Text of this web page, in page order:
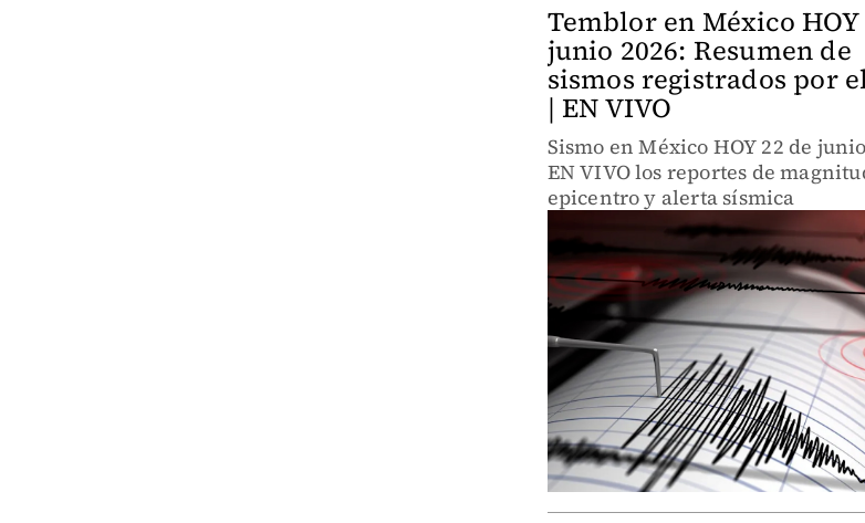
Temblor en México HOY
junio 2026: Resumen de
sismos registrados por
| EN VIVO
Sismo en México HOY 22 de
EN VIVO los reportes de
epicentro y alerta sísmica